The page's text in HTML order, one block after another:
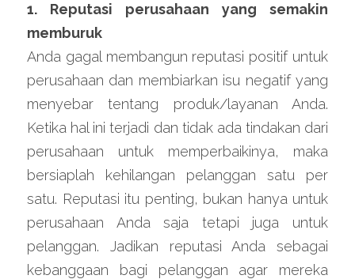
1. Reputasi perusahaan yang semakin
memburuk
Anda gagal membangun reputasi positif untuk
perusahaan dan membiarkan isu negatif yang
menyebar tentang produk/layanan Anda.
Ketika hal ini terjadi dan tidak ada tindakan dari
perusahaan untuk memperbaikinya, maka
bersiaplah kehilangan pelanggan satu per
satu. Reputasi itu penting, bukan hanya untuk
perusahaan Anda saja tetapi juga untuk
pelanggan. Jadikan reputasi Anda sebagai
kebanggaan bagi pelanggan agar mereka